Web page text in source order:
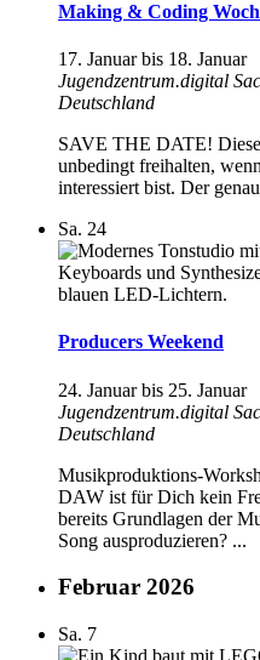
Making & Coding
17. Januarbis 18. Januar
Jugendzentrum.digital
Deutschland
SAVE THE DATE!
unbedingt freihalten,
interessiert bist. Der
Sa. 24
Producers Weekend
24. Januarbis 25. Januar
Jugendzentrum.digital
Deutschland
Musikproduktions-
DAW ist für Dich kein
bereits Grundlagen der
Song ausproduzieren? ...
Februar 2026
Sa. 7